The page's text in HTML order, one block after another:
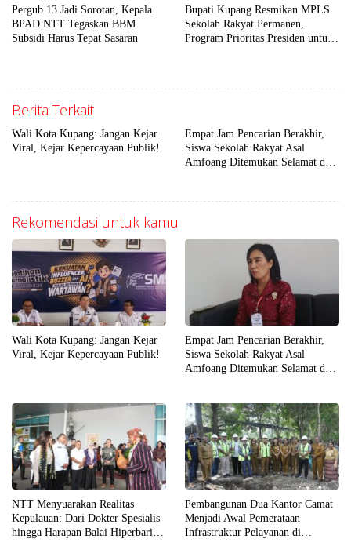
Pergub 13 Jadi Sorotan, Kepala
BPAD NTT Tegaskan BBM
Subsidi Harus Tepat Sasaran
Bupati Kupang Resmikan MPLS
Sekolah Rakyat Permanen,
Program Prioritas Presiden untuk
Berita Terkait
Wali Kota Kupang: Jangan Kejar
Viral, Kejar Kepercayaan Publik!
Empat Jam Pencarian Berakhir,
Siswa Sekolah Rakyat Asal
Amfoang Ditemukan Selamat dan
Rekomendasi untuk kamu
Wali Kota Kupang: Jangan Kejar
Viral, Kejar Kepercayaan Publik!
Empat Jam Pencarian Berakhir,
Siswa Sekolah Rakyat Asal
Amfoang Ditemukan Selamat dan
NTT Menyuarakan Realitas
Kepulauan: Dari Dokter Spesialis
hingga Harapan Balai Hiperbarik
Pembangunan Dua Kantor Camat
Menjadi Awal Pemerataan
Infrastruktur Pelayanan di